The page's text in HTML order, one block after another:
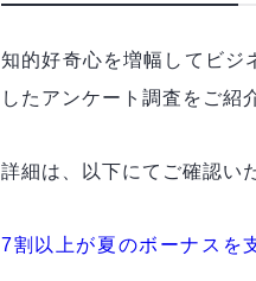
知的好奇心を増幅してビジ
したアンケート調査をご紹
詳細は、以下にてご確認い
7割以上が夏のボーナスを